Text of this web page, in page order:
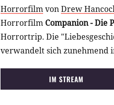
HorrorfilmvonDrew
Horrorfilm Companion - Die
Horrortrip. Die
verwandelt sich zunehmend
IM STREAM